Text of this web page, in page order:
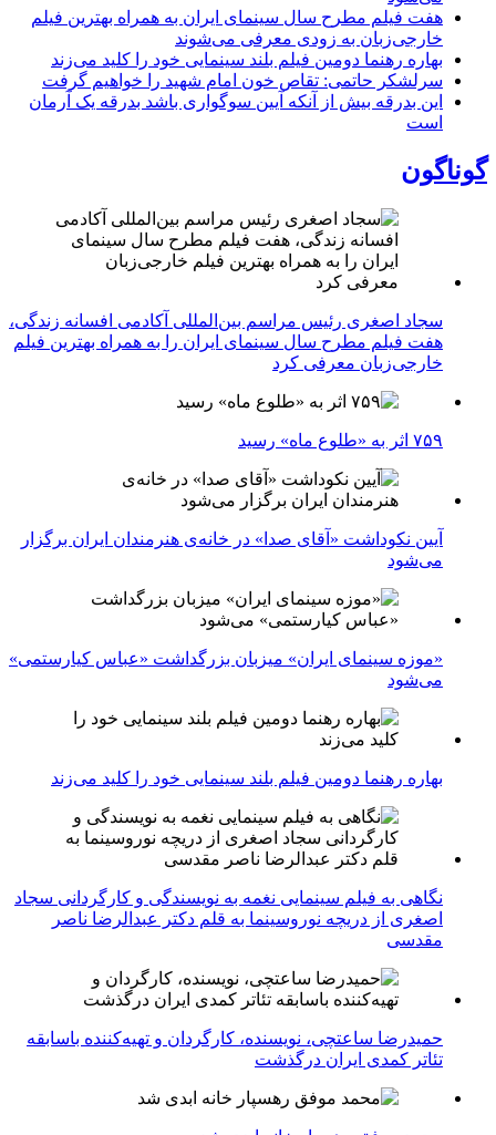
هفت فیلم مطرح سال سینمای ایران به همراه بهترین فیلم
خارجی‌زبان به زودی معرفی می‌شوند
بهاره رهنما دومین فیلم بلند سینمایی خود را کلید می‌زند
سرلشکر حاتمی: تقاص خون امام شهید را خواهیم گرفت
این بدرقه بیش از آنکه آیین سوگواری باشد بدرقه یک آرمان
است
گوناگون
سجاد اصغری رئیس مراسم بین‌المللی آکادمی افسانه زندگی،
هفت فیلم مطرح سال سینمای ایران را به همراه بهترین فیلم
خارجی‌زبان معرفی کرد
۷۵۹ اثر به «طلوع ماه» رسید
آیین نکوداشت «آقای صدا» در خانه‌ی هنرمندان ایران برگزار
می‌شود
«موزه سینمای ایران» میزبان بزرگداشت «عباس کیارستمی»
می‌شود
بهاره رهنما دومین فیلم بلند سینمایی خود را کلید می‌زند
نگاهی به فیلم سینمایی نغمه به نویسندگی و کارگردانی سجاد
اصغری از دریچه نوروسینما به قلم دکتر عبدالرضا ناصر
مقدسی
حمیدرضا ساعتچی، نویسنده، کارگردان و تهیه‌کننده باسابقه
تئاتر کمدی ایران درگذشت